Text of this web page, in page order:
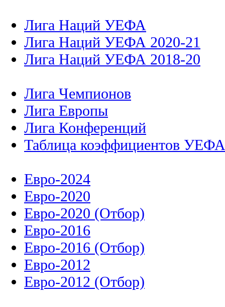
Лига Наций УЕФА
Лига Наций УЕФА 2020-21
Лига Наций УЕФА 2018-20
Лига Чемпионов
Лига Европы
Лига Конференций
Таблица коэффициентов УЕФА
Евро-2024
Евро-2020
Евро-2020 (Отбор)
Евро-2016
Евро-2016 (Отбор)
Евро-2012
Евро-2012 (Отбор)